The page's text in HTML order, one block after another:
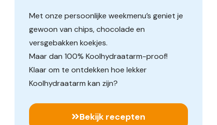
Met onze persoonlijke weekmenu’s geniet je
gewoon van chips, chocolade en
versgebakken koekjes.
Maar dan 100% Koolhydraatarm-proof!
Klaar om te ontdekken hoe lekker
Koolhydraatarm kan zijn?
Bekijk recepten